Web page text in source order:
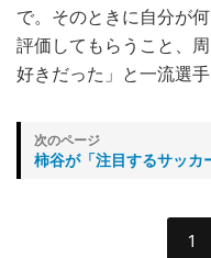
で。そのときに自分が
評価してもらうこと、
好きだった」と一流選
柿谷が「注目するサッカ
1